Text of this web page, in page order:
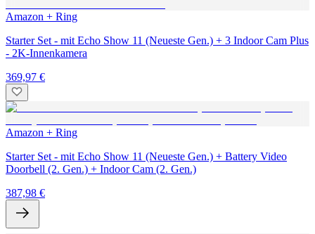
Amazon + Ring
Starter Set - mit Echo Show 11 (Neueste Gen.) + 3 Indoor Cam Plus
- 2K-Innenkamera
369,97 €
Amazon + Ring
Starter Set - mit Echo Show 11 (Neueste Gen.) + Battery Video
Doorbell (2. Gen.) + Indoor Cam (2. Gen.)
387,98 €